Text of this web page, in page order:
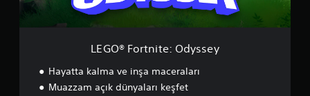
e
LEGO® Fortnite: Odyssey
Hayatta kalma ve inşa maceraları
Muazzam açık dünyaları keşfet